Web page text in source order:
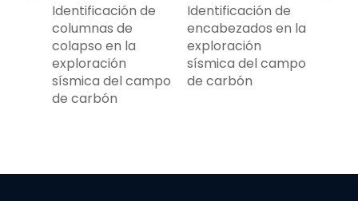
Estructura
geológica de
exploración
sísmica 3D y
costura de carbón
Identificación de
columnas de
colapso en la
exploración
sísmica del campo